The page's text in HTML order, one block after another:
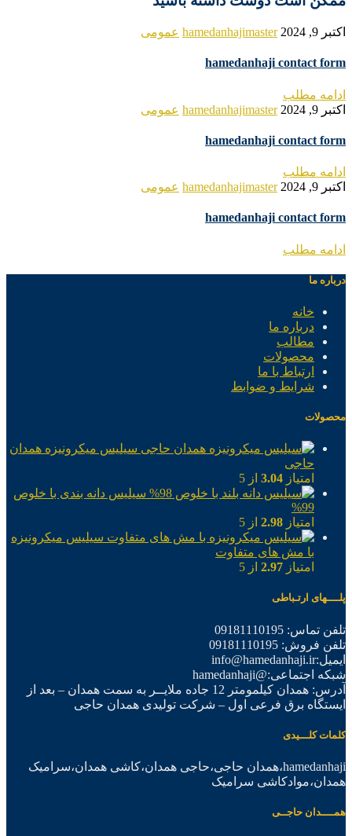
اکتبر 9, 2024 hamedanhajimaster عمومی
hamedanhaji contact form
ادامه مطلب
اکتبر 9, 2024
hamedanhajimaster عمومی
hamedanhaji contact form
ادامه مطلب
اکتبر 9, 2024
hamedanhajimaster عمومی
hamedanhaji contact form
ادامه مطلب
درباره ما
خانه
درباره ما
مطالب
محصولات
ارتباط با ما
شرایط و ضوابط
محصولات
سیلیس میکرونیزه همدان
حاجی
امتیاز 3.04 از 5
سیلیس دانه بندی با خلوص
99%
امتیاز 2.98 از 5
سیلیس میکرونیزه
با مش های متفاوت
امتیاز 2.97 از 5
پلــــهای ارتـباطی
تلفن تماس: 09181110195
تلفن فروش: 09181110195
ایمیل:info@hamedanhaji.ir
شبکه اجتماعی:@hamedanhaji
آدرس: همدان کیلمومتر 12 جاده ملایــر به سمت همدان – بعد از
ایستگاه برق فرعی اول – شرکت تولیدی همدان حاجی
کلمات کلـــیدی
hamedanhaji،همدان حاجی،حاجی همدان،کاشی همدان،سرامیک
همدان،موادکاشی سرامیک
همــــدان حاجــی